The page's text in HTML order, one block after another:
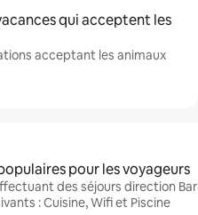
qui acceptent les
acceptant les animaux
pour les voyageurs
des séjours direction
: Cuisine, Wifi et Piscine